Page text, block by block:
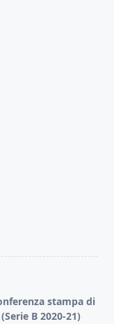
stampa di
B 2020-21)